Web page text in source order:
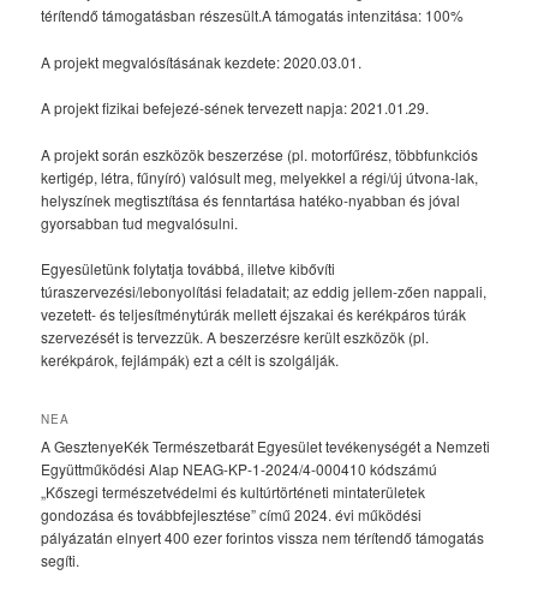
térítendő támogatásban részesült.A támogatás intenzitása: 100%
A projekt megvalósításának kezdete: 2020.03.01.
A projekt fizikai befejezé-sének tervezett napja: 2021.01.29.
A projekt során eszközök beszerzése (pl. motorfűrész, többfunkciós
kertigép, létra, fűnyíró) valósult meg, melyekkel a régi/új útvona-lak,
helyszínek megtisztítása és fenntartása hatéko-nyabban és jóval
gyorsabban tud megvalósulni.
Egyesületünk folytatja továbbá, illetve kibővíti
túraszervezési/lebonyolítási feladatait; az eddig jellem-zően nappali,
vezetett- és teljesítménytúrák mellett éjszakai és kerékpáros túrák
szervezését is tervezzük. A beszerzésre került eszközök (pl.
kerékpárok, fejlámpák) ezt a célt is szolgálják.
NEA
A GesztenyeKék Természetbarát Egyesület tevékenységét a Nemzeti
Együttműködési Alap NEAG-KP-1-2024/4-000410 kódszámú
„Kőszegi természetvédelmi és kultúrtörténeti mintaterületek
gondozása és továbbfejlesztése” című 2024. évi működési
pályázatán elnyert 400 ezer forintos vissza nem térítendő támogatás
segíti.